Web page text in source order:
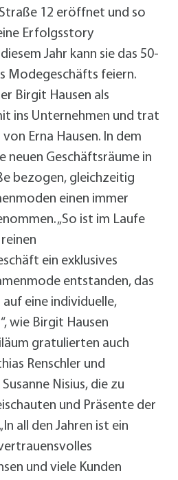
12 eröffnet und so
Erfolgsstory
Jahr kann sie das 50-
Modegeschäfts feiern.
Birgit Hausen als
ins Unternehmen und trat
Erna Hausen. In dem
neuen Geschäftsräume in
bezogen, gleichzeitig
einen immer
„So ist im Laufe
ein exklusives
entstanden, das
eine individuelle,
wie Birgit Hausen
gratulierten auch
Renschler und
Nisius, die zu
und Präsente der
all den Jahren ist ein
und viele Kunden